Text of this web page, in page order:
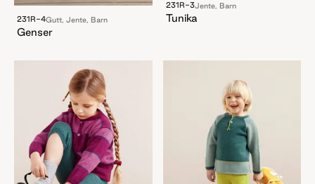
231R-4Gutt, Jente, Barn
Genser
231R-3Jente, Barn
Tunika